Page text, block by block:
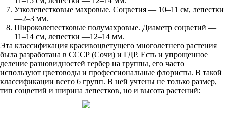
Узколепестковые махровые. Соцветия — 10–11 см, лепестки
—2–3 мм.
Широколепестковые полумахровые. Диаметр соцветий —
11–14 см, лепестки —12–14 мм.
Эта классификация красивоцветущего многолетнего растения
была разработана в СССР (Сочи) и ГДР. Есть и упрощенное
деление разновидностей гербер на группы, его часто
используют цветоводы и профессиональные флористы. В такой
классификации всего 6 групп. В ней учтены не только размер,
тип соцветий и ширина лепестков, но и высота растений: